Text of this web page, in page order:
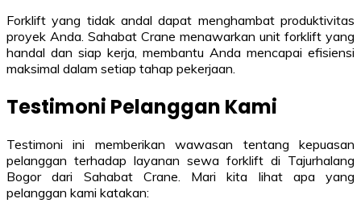
Forklift yang tidak andal dapat menghambat produktivitas
proyek Anda. Sahabat Crane menawarkan unit forklift yang
handal dan siap kerja, membantu Anda mencapai efisiensi
maksimal dalam setiap tahap pekerjaan.
Testimoni Pelanggan Kami
Testimoni ini memberikan wawasan tentang kepuasan
pelanggan terhadap layanan sewa forklift di Tajurhalang
Bogor dari Sahabat Crane. Mari kita lihat apa yang
pelanggan kami katakan: